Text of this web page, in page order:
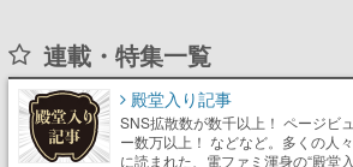
連載・特集一覧
殿堂入り記事
SNS拡散数が数千以上！ ページビュ
ー数万以上！ などなど。多くの人々
に読まれた、電ファミ渾身の“殿堂入